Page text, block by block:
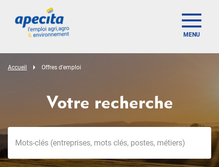
MENU
Accueil Offres d'emploi
Votre recherche